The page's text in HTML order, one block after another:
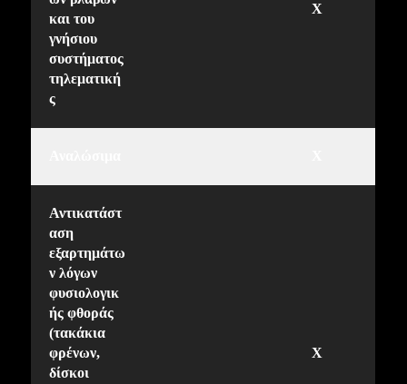
και του
γνήσιου
συστήματος
τηλεματική
ς
X
Αντικατάστ
αση
εξαρτημάτω
ν λόγων
φυσιολογικ
ής φθοράς
(τακάκια
φρένων,
δίσκοι
X